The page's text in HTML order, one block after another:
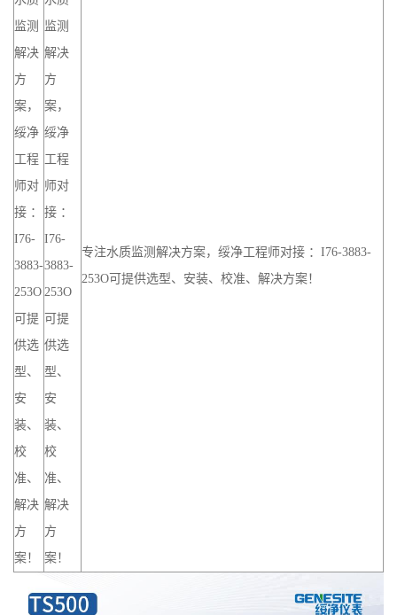
监测
解决
方
案，
绥净
工程
师对
接 ：
I76-
3883-
253O
可提
供选
型、
安
装、
校
准、
解决
方
案！
监测
解决
方
案，
绥净
工程
师对
接 ：
I76-
3883-
253O
可提
供选
型、
安
装、
校
准、
解决
方
案！
专注水质监测解决方案，绥净工程师对接 ：I76-3883-
253O可提供选型、安装、校准、解决方案！